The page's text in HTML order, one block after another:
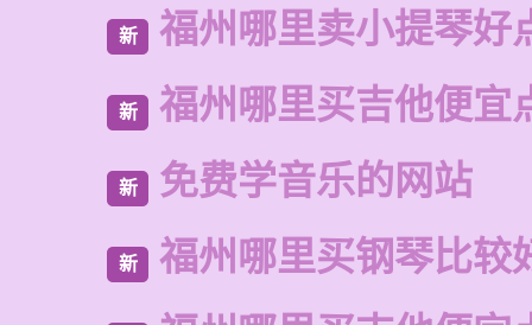
新 福州哪里卖小提琴好
新 福州哪里买吉他便宜
新 免费学音乐的网站
新 福州哪里买钢琴比较